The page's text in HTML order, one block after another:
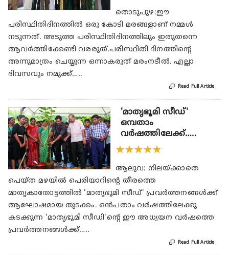
തൊടുപുഴ:ഈ
പരിസ്ഥിതിദിനത്തില്‍ ഒരു കോടി മരങ്ങളാണ് നമ്മള്‍
നടുന്നത്. അടുത്ത പരിസ്ഥിതിദിനത്തിലും ഇതുതന്നെ
ആവര്‍ത്തിക്കേണ്ടി വരരുത്.പരിസ്ഥിതി ദിനത്തിന്റെ
അന്നുമാത്രം ചെയ്യുന്ന ഒന്നാകരുത് മരംനടീല്‍. എല്ലാ
ദിവസവും നമുക്ക്…..
 Read Full Article
'മാതൃഭൂമി സീഡ്'
ഒമ്പതാം
വര്‍ഷത്തിലേക്ക്…..
★★★★★
ആലുവ: നിലയ്ക്കാതെ
പെയ്ത മഴയില്‍ പെരിയാറിന്റെ തീരത്തെ
മാതൃകാതോട്ടത്തില്‍ 'മാതൃഭൂമി സീഡ്' പ്രവര്‍ത്തനങ്ങള്‍ക്ക്
ആഘോഷമായ തുടക്കം. ഒന്‍പതാം വര്‍ഷത്തിലേക്കു
കടക്കുന്ന 'മാതൃഭൂമി സീഡി'ന്റെ ഈ അധ്യയന വര്‍ഷത്തെ
പ്രവര്‍ത്തനങ്ങള്‍ക്ക്…..
 Read Full Article